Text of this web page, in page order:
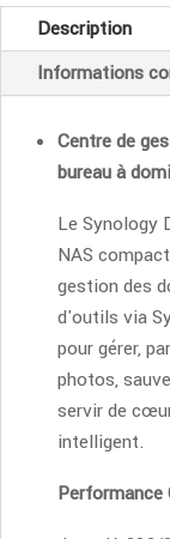
NAS
Description
Informations
Centre de
bureau à
Le Synology
NAS
gestion des
d'outils via
pour gérer,
photos,
servir de
intelligent.
Performance